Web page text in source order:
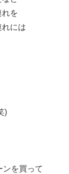
れを
には
)
ンを買って